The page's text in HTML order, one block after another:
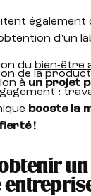
également
d’un
du bien-être
de la
à un projet
:
booste la
!